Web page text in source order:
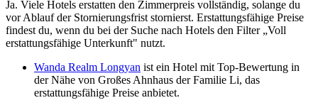
Ja. Viele Hotels erstatten den Zimmerpreis vollständig, solange du
vor Ablauf der Stornierungsfrist stornierst. Erstattungsfähige Preise
findest du, wenn du bei der Suche nach Hotels den Filter „Voll
erstattungsfähige Unterkunft" nutzt.
Wanda Realm Longyan ist ein Hotel mit Top-Bewertung in
der Nähe von Großes Ahnhaus der Familie Li, das
erstattungsfähige Preise anbietet.